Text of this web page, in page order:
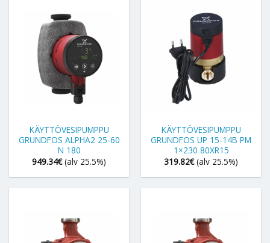
KÄYTTÖVESIPUMPPU
GRUNDFOS ALPHA2 25-60
N 180
949.34€ (alv 25.5%)
KÄYTTÖVESIPUMPPU
GRUNDFOS UP 15-14B PM
1×230 80XR15
319.82€ (alv 25.5%)